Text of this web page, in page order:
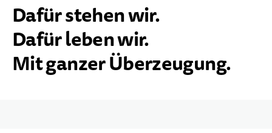
Dafür stehen wir.
Dafür leben wir.
Mit ganzer Überzeugung.